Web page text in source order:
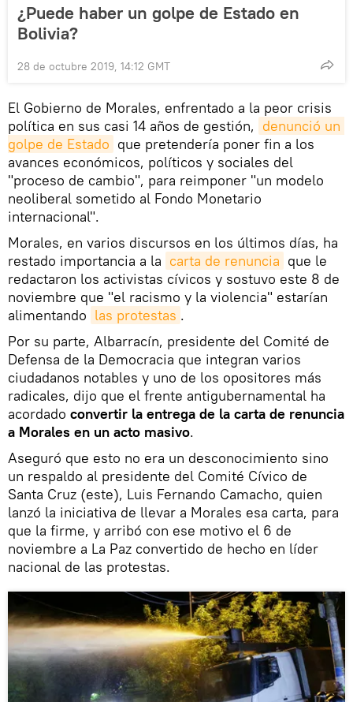
¿Puede haber un golpe de Estado en
Bolivia?
28 de octubre 2019, 14:12 GMT
El Gobierno de Morales, enfrentado a la peor crisis
política en sus casi 14 años de gestión, denunció un
golpe de Estado que pretendería poner fin a los
avances económicos, políticos y sociales del
"proceso de cambio", para reimponer "un modelo
neoliberal sometido al Fondo Monetario
internacional".
Morales, en varios discursos en los últimos días, ha
restado importancia a la carta de renuncia que le
redactaron los activistas cívicos y sostuvo este 8 de
noviembre que "el racismo y la violencia" estarían
alimentando las protestas .
Por su parte, Albarracín, presidente del Comité de
Defensa de la Democracia que integran varios
ciudadanos notables y uno de los opositores más
radicales, dijo que el frente antigubernamental ha
acordado convertir la entrega de la carta de renuncia
a Morales en un acto masivo.
Aseguró que esto no era un desconocimiento sino
un respaldo al presidente del Comité Cívico de
Santa Cruz (este), Luis Fernando Camacho, quien
lanzó la iniciativa de llevar a Morales esa carta, para
que la firme, y arribó con ese motivo el 6 de
noviembre a La Paz convertido de hecho en líder
nacional de las protestas.